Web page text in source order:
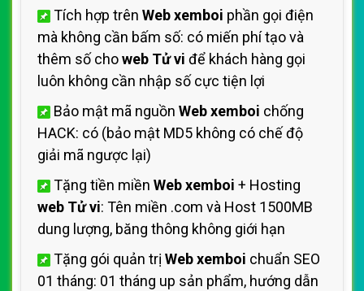
Tích hợp trên Web xemboi phần gọi điện
mà không cần bấm số: có miến phí tạo và
thêm số choweb Tử vi để khách hàng gọi
luôn không cần nhập số cực tiện lợi
Bảo mật mã nguồn Web xemboi chống
HACK: có (bảo mật MD5 không có chế độ
giải mã ngược lại)
Tặng tiền miền Web xemboi + Hosting
web Tử vi: Tên miền .com và Host 1500MB
dung lượng, băng thông không giới hạn
Tặng gói quản trị Web xemboi chuẩn SEO
01 tháng: 01 tháng up sản phẩm, hướng dẫn